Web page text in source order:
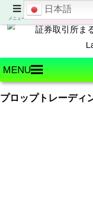
Welcome
MENU
プロップトレーディ
メニュー
日本語